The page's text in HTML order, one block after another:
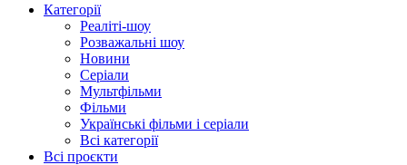
Категорії
Реаліті-шоу
Розважальні шоу
Новини
Серіали
Мультфільми
Фільми
Українські фільми і серіали
Всі категорії
Всі проєкти